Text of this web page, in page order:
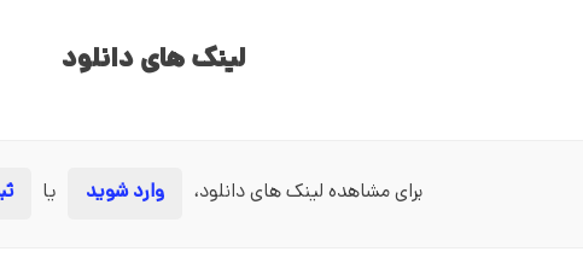
لینک های دانلود
برای مشاهده لینک های دانلود، وارد شوید یا